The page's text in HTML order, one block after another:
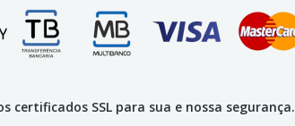
certificados SSL para sua e nossa segurança.